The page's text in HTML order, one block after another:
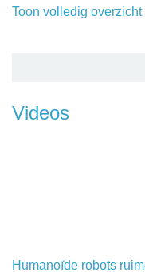
Toon volledig overzicht
Videos
Humanoïde robots